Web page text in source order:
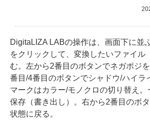
DigitaLIZA LABの操作は、画面下に並
をクリックして、変換したいファイル
む。左から2番目のボタンでネガポジ
番目/4番目のボタンでシャドウ/ハイラ
マークはカラー/モノクロの切り替え
保存（書き出し）。右から2番目のボ
状態に戻る。